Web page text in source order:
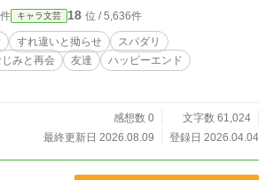
ムの世界でも。 私が恋をしていた相手は、ずっと同
鈍感」 現実でも、ゲーム
はずっと私のそばにいた。 深夜2時。 サクヤが
えたかったのは、「帰れ」じゃなくて――「帰らな
ドルに、
入り登録ポチっとお願いします♡ 他のメンバ―が
dulcisシリーズも合わせてご覧ください
キャラ文芸 18 位 / 5,636件
すれ違いと拗らせ
スパダリ
みと再会 友達
ハッピーエンド
感想数 0
文字数 61,024
最終更新日 2026.08.09
登録日 2026.04.04